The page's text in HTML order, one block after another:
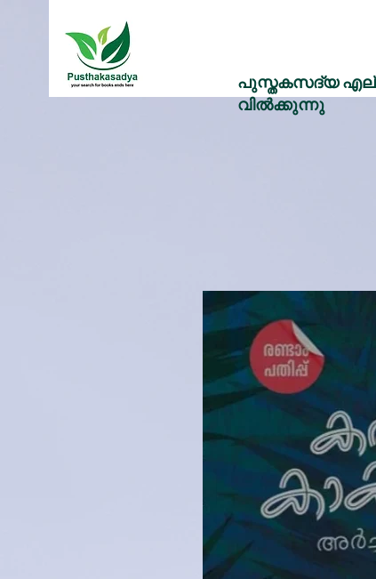
പുസ്തകസദ്യ
വിൽക്കുന്നു